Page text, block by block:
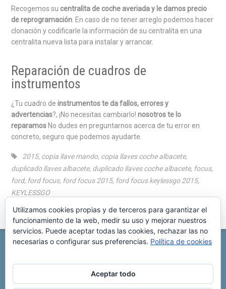
Recogemos su centralita de coche averiada y le damos precio
de reprogramación. En caso de no tener arreglo podemos hacer
clonación y codificarle la información de su centralita en una
centralita nueva lista para instalar y arrancar.
Reparación de cuadros de
instrumentos
¿Tu cuadro deinstrumentos te da fallos, errores y
advertencias?, ¡No necesitas cambiarlo!nosotros te lo
reparamos No dudes en preguntarnos acerca de tu error en
concreto, seguro que podemos ayudarte.
2015, copia llave mando, copia llaves coche albacete,
duplicado llaves albacete, duplicado llaves coche albacete, focus,
ford, ford focus, ford focus 2015, ford focus keylessgo 2015,
KEYLESSGO
REPARACIÓN CENTRALITA DE COCHE
C/ Virgen del pilar, 6 ,
Copyright © 2025 Reparación Centralita De Coche
Utilizamos cookies propias y de terceros para garantizar el
funcionamiento de la web, medir su uso y mejorar nuestros
servicios. Puede aceptar todas las cookies, rechazar las no
necesarias o configurar sus preferencias. Política de cookies
Aceptar todo